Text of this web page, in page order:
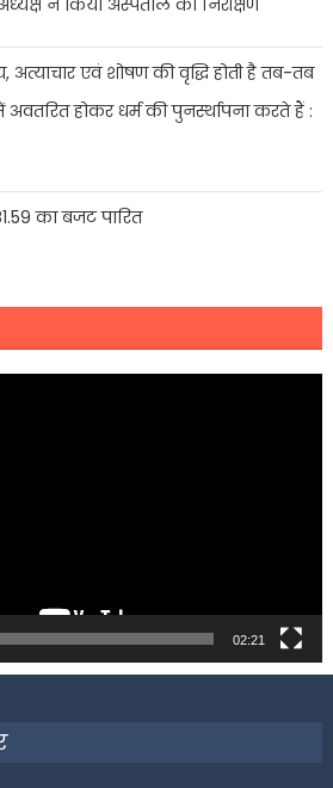
ने किया अस्पताल का निरीक्षण
एवं शोषण की वृद्धि होती है तब-तब
होकर धर्म की पुनर्स्थापना करते हैं :
का बजट पारित
02:21